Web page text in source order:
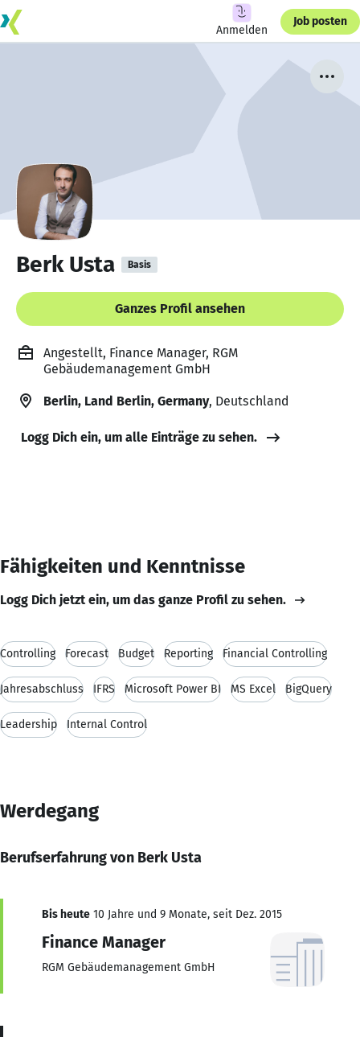
Anmelden
Job posten
Berk Usta Basis
Ganzes Profil ansehen
Angestellt, Finance Manager, RGM
Gebäudemanagement GmbH
Berlin, Land Berlin, Germany, Deutschland
Logg Dich ein, um alle Einträge zu sehen.
Fähigkeiten und Kenntnisse
Logg Dich jetzt ein, um das ganze Profil zu sehen.
Controlling Forecast Budget Reporting Financial Controlling
Jahresabschluss IFRS Microsoft Power BI MS Excel BigQuery
Leadership Internal Control
Werdegang
Berufserfahrung von Berk Usta
Bis heute 10 Jahre und 9 Monate, seit Dez. 2015
Finance Manager
RGM Gebäudemanagement GmbH